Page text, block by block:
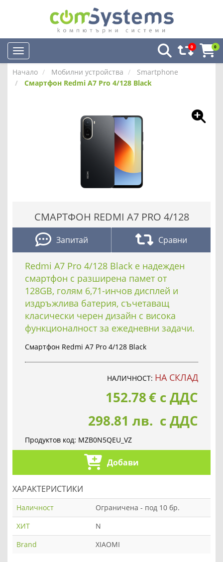
0 0
Начало Мобилни устройства
Smartphone
Смартфон Redmi A7 Pro 4/128 Black
СМАРТФОН REDMI A7 PRO 4/128
Запитай Сравни
Redmi A7 Pro 4/128 Black е надежден
смартфон с разширена памет от
128GB, голям 6,71-инчов дисплей и
издръжлива батерия, съчетаващ
класически черен дизайн с висока
функционалност за ежедневни задачи.
Смартфон Redmi A7 Pro 4/128 Black
НАЛИЧНОСТ: НА СКЛАД
152.78€ с ДДС
298.81 лв. с ДДС
Продуктов код: MZB0N5QEU_VZ
Добави
ХАРАКТЕРИСТИКИ
Наличност
Ограничена - под 10 бр.
ХИТ
N
Brand
XIAOMI